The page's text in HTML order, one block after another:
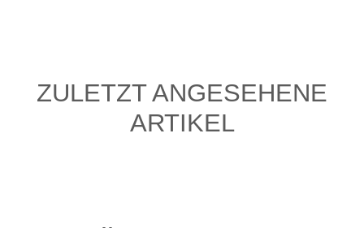
ZULETZT ANGESEHENE
ARTIKEL